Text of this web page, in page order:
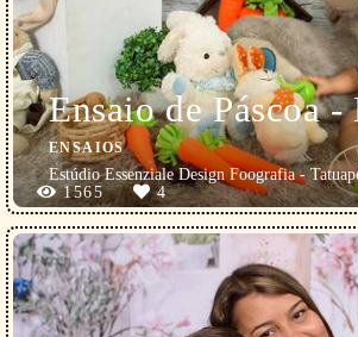
Ensaio de Páscoa
ENSAIOS
Estúdio Essenziale Design Foografia -
1565
4